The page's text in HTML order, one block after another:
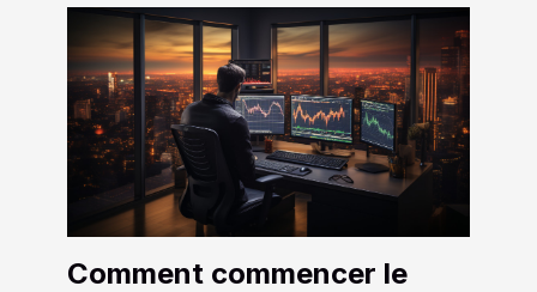
Comment commencer le